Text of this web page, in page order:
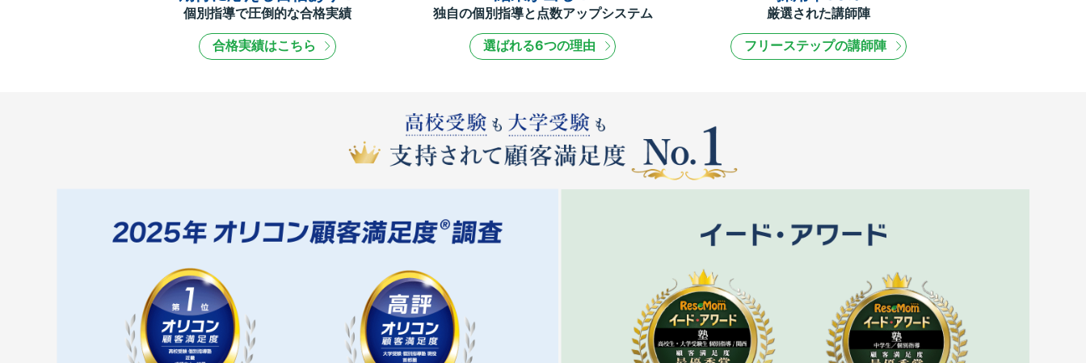
個別指導で圧倒的な合格実績
合格実績はこちら
独自の個別指導と点数アップシステム
選ばれる6つの理由
厳選された講師陣
フリーステップの講師陣